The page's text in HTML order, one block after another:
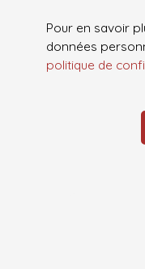
Pour en savoir
données
politique de